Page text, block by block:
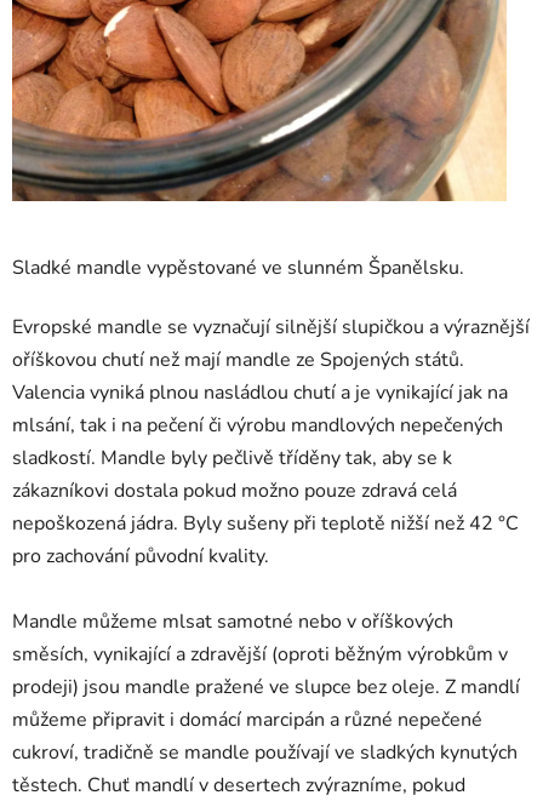
Sladké mandle vypěstované ve slunném Španělsku.
Evropské mandle se vyznačují silnější slupičkou a výraznější
oříškovou chutí než mají mandle ze Spojených států.
Valencia vyniká plnou nasládlou chutí a je vynikající jak na
mlsání, tak i na pečení či výrobu mandlových nepečených
sladkostí. Mandle byly pečlivě tříděny tak, aby se k
zákazníkovi dostala pokud možno pouze zdravá celá
nepoškozená jádra. Byly sušeny při teplotě nižší než 42 °C
pro zachování původní kvality.
Mandle můžeme mlsat samotné nebo v oříškových
směsích, vynikající a zdravější (oproti běžným výrobkům v
prodeji) jsou mandle pražené ve slupce bez oleje. Z mandlí
můžeme připravit i domácí marcipán a různé nepečené
cukroví, tradičně se mandle používají ve sladkých kynutých
těstech. Chuť mandlí v desertech zvýrazníme, pokud